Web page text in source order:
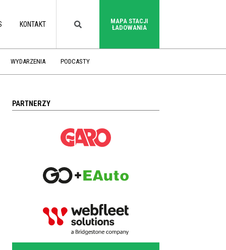
KONTAKT
MAPA STACJI
ŁADOWANIA
WYDARZENIA PODCASTY
PARTNERZY